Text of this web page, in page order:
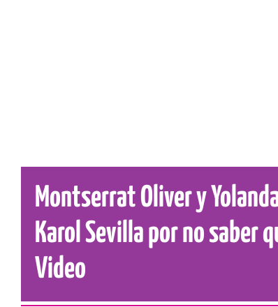
Montserrat Oliver y
Karol Sevilla por no saber
Video